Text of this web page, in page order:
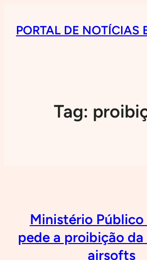
PORTAL DE NOTÍCIAS
Tag:
Ministério Público
pede a proibição
airsofts